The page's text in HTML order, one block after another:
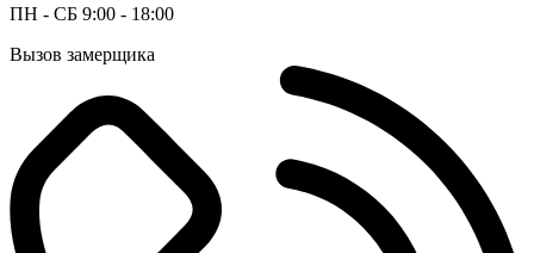
ПН - СБ 9:00 - 18:00
Вызов замерщика